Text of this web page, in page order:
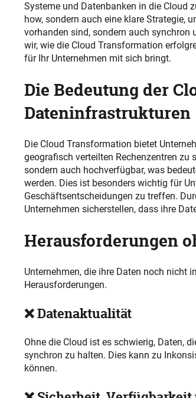
Systeme und Datenbanken in die Cloud
how, sondern auch eine klare Strategie,
vorhanden sind, sondern auch synchron
wir, wie die Cloud Transformation
für Ihr Unternehmen mit sich bringt.
Die Bedeutung der
Dateninfrastrukturen
Die Cloud Transformation bietet
geografisch verteilten Rechenzentren zu
sondern auch hochverfügbar, was
werden. Dies ist besonders wichtig für
Geschäftsentscheidungen zu treffen.
Unternehmen sicherstellen, dass ihre
Herausforderungen
Unternehmen, die ihre Daten noch nicht
Herausforderungen.
❌ Datenaktualität
Ohne die Cloud ist es schwierig, Daten,
synchron zu halten. Dies kann zu
können.